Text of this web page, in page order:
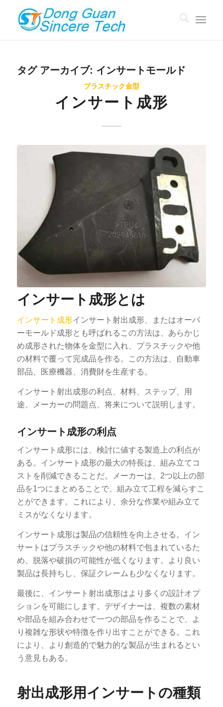
タグ アーカイブ: インサートモールド
プラスチック金型
インサート成形
インサート成形とは
インサート成形インサート射出成形、またはオーバ
ーモールド成形とも呼ばれるこの方法は、あらかじ
め成形された物体を金型に入れ、プラスチックや他
の材料で覆って完成品を作る。この方法は、自動車
部品、医療機器、消費財を生産する。
インサート射出成形の利点、材料、ステップ、用
途、メーカーの問題点、将来について説明します。
インサート成形の利点
インサート成形には、検討に値する製造上の利点が
ある。インサート成形の最大の特長は、組み立てコ
ストを削減できることだ。メーカーは、2つ以上の部
品を1つにまとめることで、組み立て工程を減らすこ
とができます。これにより、余分な作業や組み立て
ミスがなくなります。
インサート成形は製品の信頼性を向上させる。イン
サートはプラスチックや他の材料で包まれているた
め、脱落や破損の可能性が低くなります。より良い
製品は長持ちし、保証クレームも少なくなります。
最後に、インサート射出成形はより多くの設計オプ
ションを可能にします。デザイナーは、複数の素材
や部品を組み合わせて一つの部品を作ることで、よ
り複雑な形状や特徴を作り出すことができる。これ
により、より創造的で魅力的な製品が生まれるとい
う意見もある。
射出成形用インサートの種類